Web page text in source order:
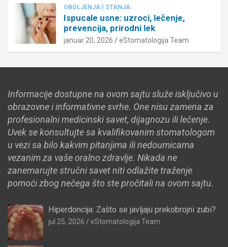
OBOLJENJA I STANJA
Ispucale usne: uzroci, lečenje,
prevencija, prirodni lek
januar 20, 2026 eStomatologija Team
Informacije dostupne na ovom sajtu služe isključivo u
obrazovne i informativne svrhe. One nisu zamena za
profesionalni medicinski savet, dijagnozu ili lečenje.
Uvek se konsultujte sa kvalifikovanim stomatologom
u vezi sa bilo kakvim pitanjima ili nedoumicama
vezanim za vaše oralno zdravlje. Nikada ne
zanemarujte stručni savet niti odlažite traženje
pomoći zbog nečega što ste pročitali na ovom sajtu.
Hiperdoncija: Zašto se javljaju prekobrojni zubi?
jul 25, 2026 eStomatologija Team